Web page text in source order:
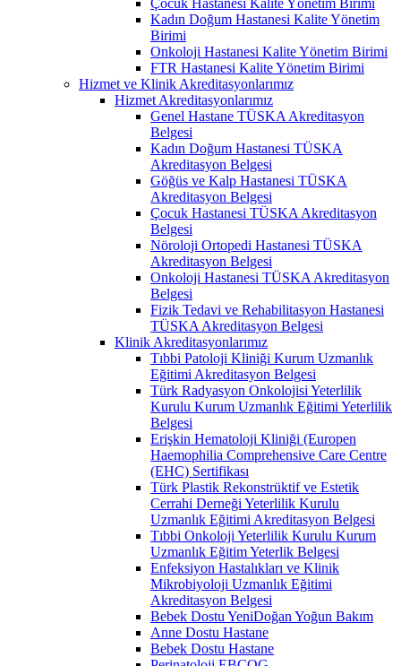
Kadın Doğum Hastanesi Kalite Yönetim
Birimi
Onkoloji Hastanesi Kalite Yönetim Birimi
FTR Hastanesi Kalite Yönetim Birimi
Hizmet ve Klinik Akreditasyonlarımız
Hizmet Akreditasyonlarımız
Genel Hastane TÜSKA Akreditasyon
Belgesi
Kadın Doğum Hastanesi TÜSKA
Akreditasyon Belgesi
Göğüs ve Kalp Hastanesi TÜSKA
Akreditasyon Belgesi
Çocuk Hastanesi TÜSKA Akreditasyon
Belgesi
Nöroloji Ortopedi Hastanesi TÜSKA
Akreditasyon Belgesi
Onkoloji Hastanesi TÜSKA Akreditasyon
Belgesi
Fizik Tedavi ve Rehabilitasyon Hastanesi
TÜSKA Akreditasyon Belgesi
Klinik Akreditasyonlarımız
Tıbbi Patoloji Kliniği Kurum Uzmanlık
Eğitimi Akreditasyon Belgesi
Türk Radyasyon Onkolojisi Yeterlilik
Kurulu Kurum Uzmanlık Eğitimi Yeterlilik
Belgesi
Erişkin Hematoloji Kliniği (Europen
Haemophilia Comprehensive Care Centre
(EHC) Sertifikası
Türk Plastik Rekonstrüktif ve Estetik
Cerrahi Derneği Yeterlilik Kurulu
Uzmanlık Eğitimi Akreditasyon Belgesi
Tıbbi Onkoloji Yeterlilik Kurulu Kurum
Uzmanlık Eğitim Yeterlik Belgesi
Enfeksiyon Hastalıkları ve Klinik
Mikrobiyoloji Uzmanlık Eğitimi
Akreditasyon Belgesi
Bebek Dostu YeniDoğan Yoğun Bakım
Anne Dostu Hastane
Bebek Dostu Hastane